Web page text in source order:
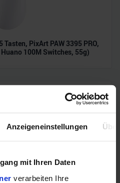
Anzeigeneinstellungen
mit Ihren Daten
verarbeiten Ihre
Tasten, PixArt PAW 3395 PRO,
100M Switches, 55g)